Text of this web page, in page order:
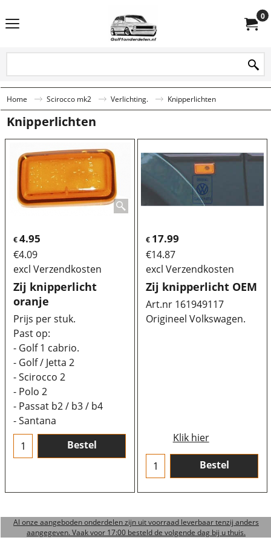
0
Home Scirocco mk2 Verlichting. Knipperlichten
Knipperlichten
€4.95
€4.09
excl Verzendkosten
Zij knipperlicht
oranje
Prijs per stuk.
Past op:
- Golf 1 cabrio.
- Golf / Jetta 2
- Scirocco 2
- Polo 2
- Passat b2 / b3 / b4
- Santana
Bestel
€ 17.99
€14.87
excl Verzendkosten
Zij knipperlicht OEM
Art.nr 161949117
Origineel Volkswagen.
Klik hier
Bestel
Al onze aangeboden onderdelen zijn uit voorraad leverbaar tenzij anders
aangegeven. Vaak voor 17:00 besteld de volgende dag bij u thuis.